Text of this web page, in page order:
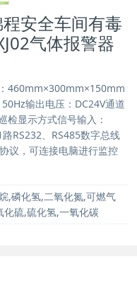
安全车间有毒
气体报警器
460mm×300mm×150mm
输出电压：DC24V通道
检显示方式信号输入：
RS232、RS485数字总线
议，可连接电脑进行监控
,磷化氢,二氧化氮,可燃气
硫,硫化氢,一氧化碳